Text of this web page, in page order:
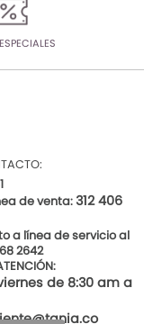
de venta:312 406
a línea de servicio al
2642
de 8:30 am a